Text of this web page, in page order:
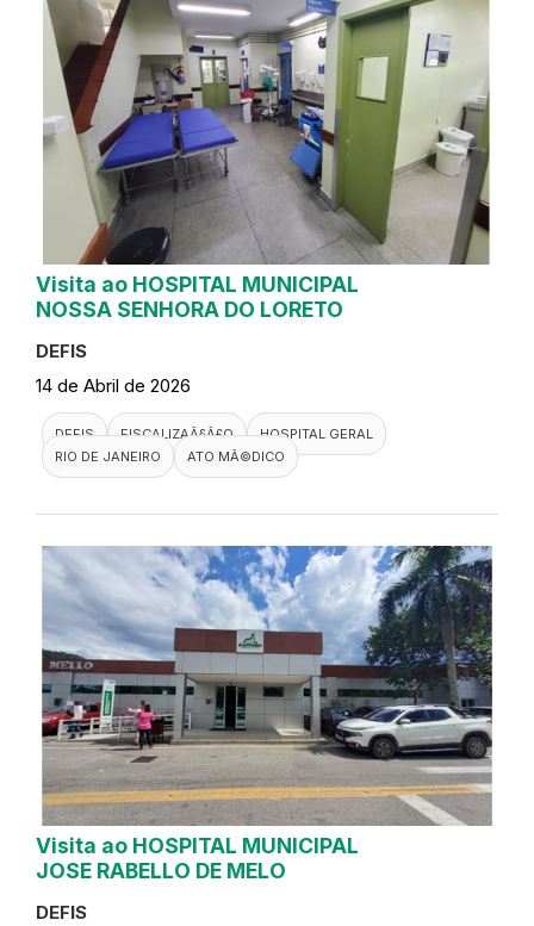
Visita ao HOSPITAL MUNICIPAL
NOSSA SENHORA DO LORETO
DEFIS
14 de Abril de 2026
DEFIS FISCALIZAÃ§Ã£O
HOSPITAL GERAL
RIO DE JANEIRO
ATO MÃ©DICO
Visita ao HOSPITAL MUNICIPAL
JOSE RABELLO DE MELO
DEFIS